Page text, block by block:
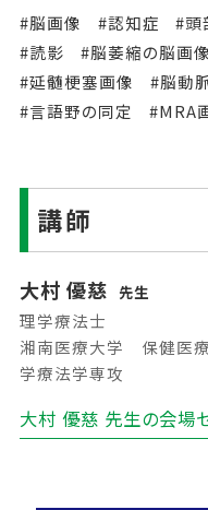
#脳画像
#認知症 #頭
#読影
#脳萎縮の脳画
#延髄梗塞画像
#脳動
#言語野の同定
#MRA
講師
大村 優慈 先生
理学療法士
湘南医療大学 保健医
学療法学専攻
大村 優慈 先生の会場